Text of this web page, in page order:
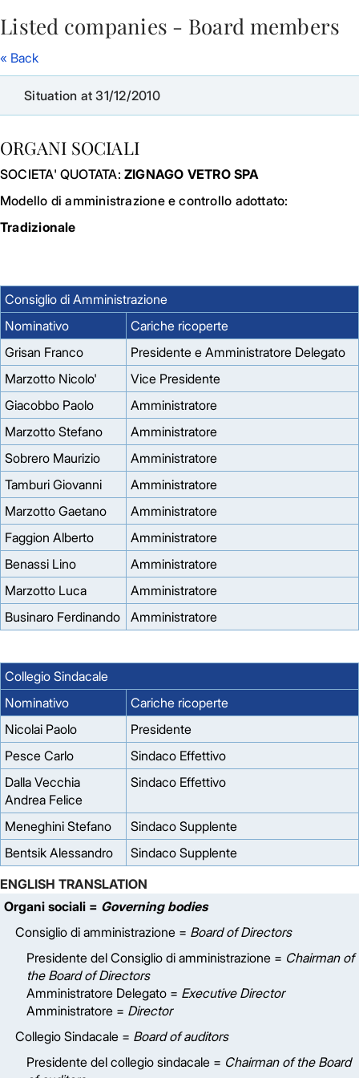
Skip to Main Content
Listed companies - Board members
« Back
Situation at 31/12/2010
ORGANI SOCIALI
SOCIETA' QUOTATA: ZIGNAGO VETRO SPA
Modello di amministrazione e controllo adottato:
Tradizionale
Consiglio di Amministrazione
Nominativo
Cariche ricoperte
Grisan Franco
Presidente e Amministratore Delegato
Marzotto Nicolo'
Vice Presidente
Giacobbo Paolo
Amministratore
Marzotto Stefano
Amministratore
Sobrero Maurizio
Amministratore
Tamburi Giovanni
Amministratore
Marzotto Gaetano
Amministratore
Faggion Alberto
Amministratore
Benassi Lino
Amministratore
Marzotto Luca
Amministratore
Businaro Ferdinando
Amministratore
Collegio Sindacale
Nominativo
Cariche ricoperte
Nicolai Paolo
Presidente
Pesce Carlo
Sindaco Effettivo
Dalla Vecchia
Andrea Felice
Sindaco Effettivo
Meneghini Stefano
Sindaco Supplente
Bentsik Alessandro
Sindaco Supplente
ENGLISH TRANSLATION
Organi sociali = Governing bodies
Consiglio di amministrazione = Board of Directors
Presidente del Consiglio di amministrazione = Chairman of
the Board of Directors
Amministratore Delegato = Executive Director
Amministratore = Director
Collegio Sindacale = Board of auditors
Presidente del collegio sindacale = Chairman of the Board